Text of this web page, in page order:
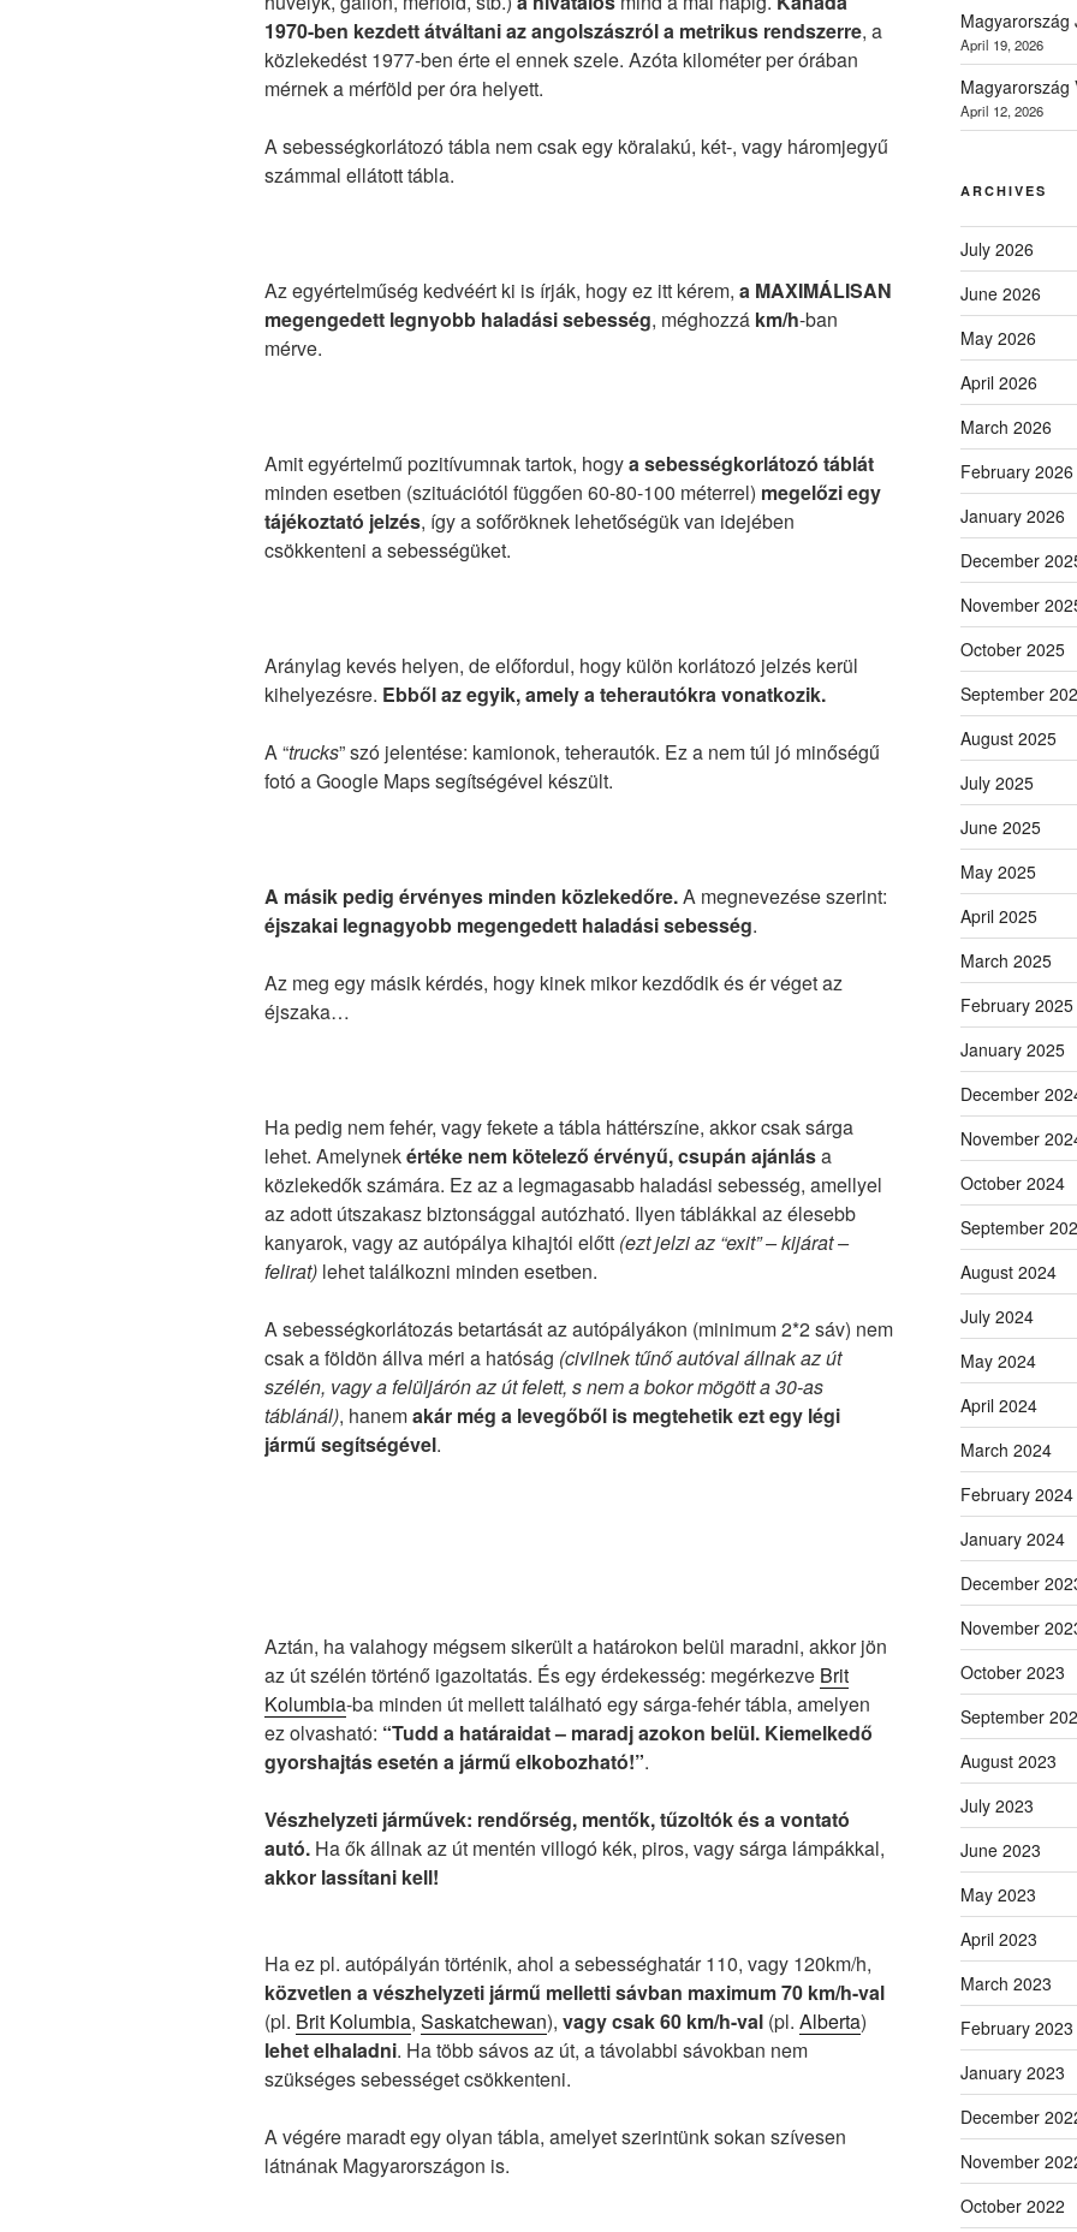
1970-ben kezdett átváltani az angolszászról a metrikus rendszerre, a
közlekedést 1977-ben érte el ennek szele. Azóta kilométer per órában
mérnek a mérföld per óra helyett.
A sebességkorlátozó tábla nem csak egy köralakú, két-, vagy háromjegyű
számmal ellátott tábla.
Az egyértelműség kedvéért ki is írják, hogy ez itt kérem, a MAXIMÁLISAN
megengedett legnyobb haladási sebesség, méghozzá km/h-ban
mérve.
Amit egyértelmű pozitívumnak tartok, hogya sebességkorlátozó táblát
minden esetben (szituációtól függően 60-80-100 méterrel) megelőzi egy
tájékoztató jelzés, így a sofőröknek lehetőségük van idejében
csökkenteni a sebességüket.
Aránylag kevés helyen, de előfordul, hogy külön korlátozó jelzés kerül
kihelyezésre. Ebből az egyik, amely a teherautókra vonatkozik.
A “trucks” szó jelentése: kamionok, teherautók. Ez a nem túl jó minőségű
fotó a Google Maps segítségével készült.
A másik pedig érvényes minden közlekedőre.A megnevezése szerint:
éjszakai legnagyobb megengedett haladási sebesség.
Az meg egy másik kérdés, hogy kinek mikor kezdődik és ér véget az
éjszaka…
Ha pedig nem fehér, vagy fekete a tábla háttérszíne, akkor csak sárga
lehet. Amelynekértéke nem kötelező érvényű, csupán ajánlása
közlekedők számára. Ez az a legmagasabb haladási sebesség, amellyel
az adott útszakasz biztonsággal autózható. Ilyen táblákkal az élesebb
kanyarok, vagy az autópálya kihajtói előtt (ezt jelzi az “exit” – kijárat –
felirat) lehet találkozni minden esetben.
A sebességkorlátozás betartását az autópályákon (minimum 2*2 sáv) nem
csak a földön állva méri a hatóság (civilnek tűnő autóval állnak az út
szélén, vagy a felüljárón az út felett, s nem a bokor mögött a 30-as
táblánál), hanemakár még a levegőből is megtehetik ezt egy légi
jármű segítségével.
Aztán, ha valahogy mégsem sikerült a határokon belül maradni, akkor jön
az út szélén történő igazoltatás. És egy érdekesség: megérkezve Brit
Kolumbia-ba minden út mellett található egy sárga-fehér tábla, amelyen
ez olvasható: “Tudd a határaidat – maradj azokon belül. Kiemelkedő
gyorshajtás esetén a jármű elkobozható!”.
Vészhelyzeti járművek: rendőrség, mentők, tűzoltók és a vontató
autó. Ha ők állnak az út mentén villogó kék, piros, vagy sárga lámpákkal,
akkor lassítani kell!
Ha ez pl. autópályán történik, ahol a sebességhatár 110, vagy 120km/h,
közvetlen a vészhelyzeti jármű melletti sávban maximum 70 km/h-val
(pl. Brit Kolumbia, Saskatchewan), vagy csak 60 km/h-val (pl. Alberta)
lehet elhaladni. Ha több sávos az út, a távolabbi sávokban nem
szükséges sebességet csökkenteni.
A végére maradt egy olyan tábla, amelyet szerintünk sokan szívesen
látnának Magyarországon is.
Magyarország
April 19, 2026
Magyarország
April 12, 2026
ARCHIVES
July 2026
June 2026
May 2026
April 2026
March 2026
February 2026
January 2026
December
November
October 2025
September
August 2025
July 2025
June 2025
May 2025
April 2025
March 2025
February 2025
January 2025
December
November
October 2024
September
August 2024
July 2024
May 2024
April 2024
March 2024
February 2024
January 2024
December
November
October 2023
September
August 2023
July 2023
June 2023
May 2023
April 2023
March 2023
February 2023
January 2023
December
November
October 2022